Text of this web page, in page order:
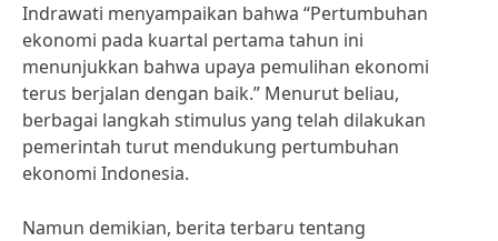
Indrawati menyampaikan bahwa “Pertumbuhan
ekonomi pada kuartal pertama tahun ini
menunjukkan bahwa upaya pemulihan ekonomi
terus berjalan dengan baik.” Menurut beliau,
berbagai langkah stimulus yang telah dilakukan
pemerintah turut mendukung pertumbuhan
ekonomi Indonesia.
Namun demikian, berita terbaru tentang